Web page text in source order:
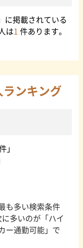
に掲載されている
は1 件あります。
ンキング
」
も多い検索条件
多いのが「ハイ
ー通勤可能」で